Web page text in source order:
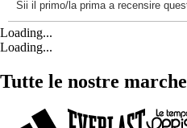
Loading...
Loading...
Tutte le nostre marche